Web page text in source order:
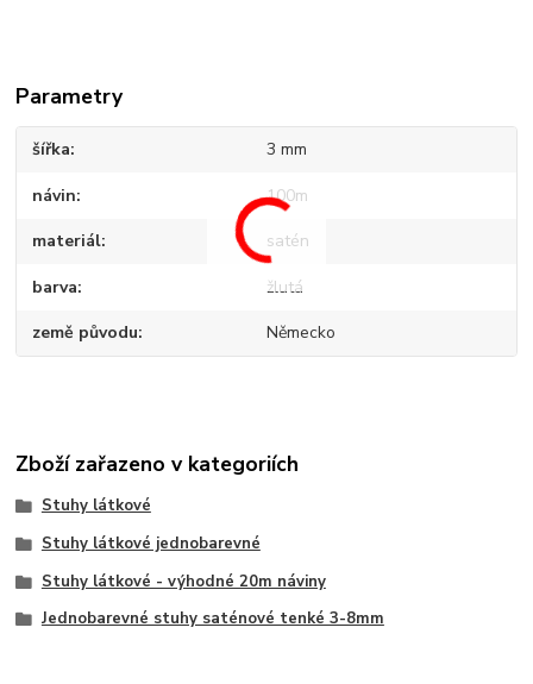
Parametry
šířka 3 mm
návin 100m
materiál satén
barva žlutá
země původu Německo
Zboží zařazeno v kategoriích
Stuhy látkové
Stuhy látkové jednobarevné
Stuhy látkové - výhodné 20m náviny
Jednobarevné stuhy saténové tenké 3-8mm